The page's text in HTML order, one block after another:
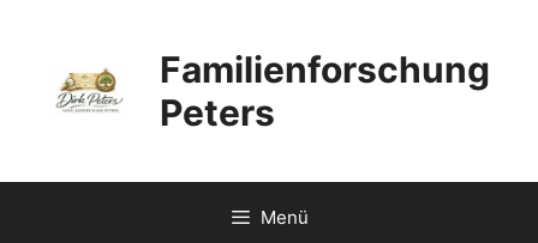
springen
Familienforschung
Peters
Menü